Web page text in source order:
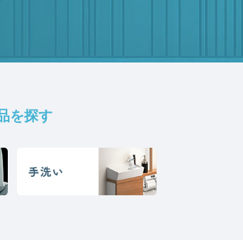
を探す